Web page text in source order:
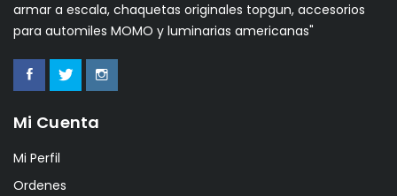
armar a escala, chaquetas originales topgun, accesorios
para automiles MOMO y luminarias americanas"
Mi Cuenta
Mi Perfil
Ordenes